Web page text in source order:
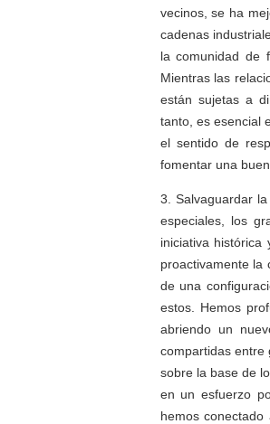
vecinos, se ha
cadenas
la comunidad de
Mientras las
están sujetas a
tanto, es esencial
el sentido de
fomentar una
3. Salvaguardar
especiales, los
iniciativa
proactivamente la
de una
estos. Hemos
abriendo un
compartidas entre
sobre la base de
en un esfuerzo
hemos